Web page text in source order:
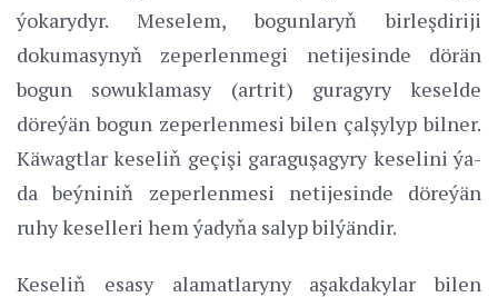
ýokarydyr. Meselem, bogunlaryň birleşdiriji
dokumasynyň zeperlenmegi netijesinde dörän
bogun sowuklamasy (artrit) guragyry keselde
döreýän bogun zeperlenmesi bilen çalşylyp bilner.
Käwagtlar keseliň geçişi garaguşagyry keselini ýa-
da beýniniň zeperlenmesi netijesinde döreýän
ruhy keselleri hem ýadyňa salyp bilýändir.
Keseliň esasy alamatlaryny aşakdakylar bilen